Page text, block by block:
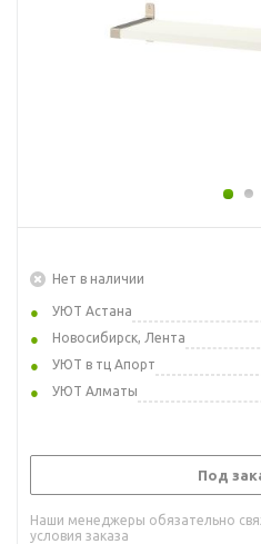
Нет в наличии
УЮТ Астана
Новосибирск, Лента
УЮТ в тц Апорт
УЮТ Алматы
Под
Наши менеджеры обязательно
условия заказа